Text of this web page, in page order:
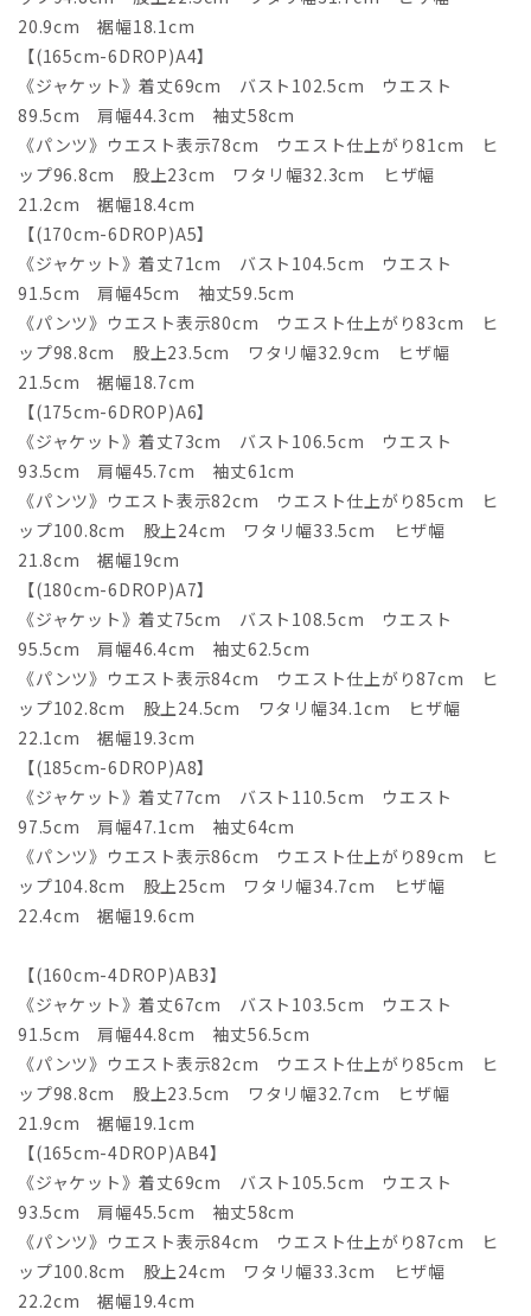
20.9cm 裾幅18.1cm
【(165cm-6DROP)A4】
《ジャケット》着丈69cm バスト102.5cm ウエスト
89.5cm 肩幅44.3cm 袖丈58cm
《パンツ》ウエスト表示78cm ウエスト仕上がり81cm ヒ
ップ96.8cm 股上23cm ワタリ幅32.3cm ヒザ幅
21.2cm 裾幅18.4cm
【(170cm-6DROP)A5】
《ジャケット》着丈71cm バスト104.5cm ウエスト
91.5cm 肩幅45cm 袖丈59.5cm
《パンツ》ウエスト表示80cm ウエスト仕上がり83cm ヒ
ップ98.8cm 股上23.5cm ワタリ幅32.9cm ヒザ幅
21.5cm 裾幅18.7cm
【(175cm-6DROP)A6】
《ジャケット》着丈73cm バスト106.5cm ウエスト
93.5cm 肩幅45.7cm 袖丈61cm
《パンツ》ウエスト表示82cm ウエスト仕上がり85cm ヒ
ップ100.8cm 股上24cm ワタリ幅33.5cm ヒザ幅
21.8cm 裾幅19cm
【(180cm-6DROP)A7】
《ジャケット》着丈75cm バスト108.5cm ウエスト
95.5cm 肩幅46.4cm 袖丈62.5cm
《パンツ》ウエスト表示84cm ウエスト仕上がり87cm ヒ
ップ102.8cm 股上24.5cm ワタリ幅34.1cm ヒザ幅
22.1cm 裾幅19.3cm
【(185cm-6DROP)A8】
《ジャケット》着丈77cm バスト110.5cm ウエスト
97.5cm 肩幅47.1cm 袖丈64cm
《パンツ》ウエスト表示86cm ウエスト仕上がり89cm ヒ
ップ104.8cm 股上25cm ワタリ幅34.7cm ヒザ幅
22.4cm 裾幅19.6cm
【(160cm-4DROP)AB3】
《ジャケット》着丈67cm バスト103.5cm ウエスト
91.5cm 肩幅44.8cm 袖丈56.5cm
《パンツ》ウエスト表示82cm ウエスト仕上がり85cm ヒ
ップ98.8cm 股上23.5cm ワタリ幅32.7cm ヒザ幅
21.9cm 裾幅19.1cm
【(165cm-4DROP)AB4】
《ジャケット》着丈69cm バスト105.5cm ウエスト
93.5cm 肩幅45.5cm 袖丈58cm
《パンツ》ウエスト表示84cm ウエスト仕上がり87cm ヒ
ップ100.8cm 股上24cm ワタリ幅33.3cm ヒザ幅
22.2cm 裾幅19.4cm